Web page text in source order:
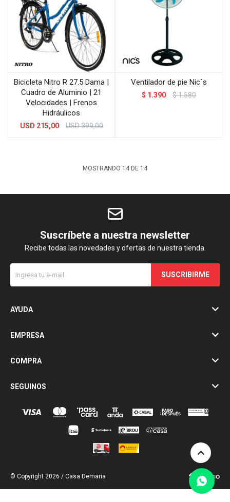
Bicicleta Nitro R 27.5 Dama |
Cuadro de Aluminio | 21
Velocidades | Frenos
Hidráulicos
USD 215,00 USD399,00
Ventilador de pie Nic´s
$ 1.390 $1.580
MOSTRANDO 14DE 14
Suscríbete a nuestra newsletter
Recibe todas las novedades y ofertas de nuestra tienda.
SUSCRIBIRME
AYUDA
EMPRESA
COMPRA
SEGUINOS
© Copyright 2026 / Casa Demaria